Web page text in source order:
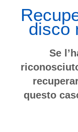
disco
Se
questo